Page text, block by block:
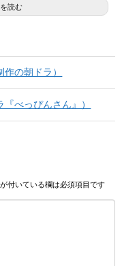
読む
の朝ドラ）
『べっぴんさん』）
が付いている欄は必須項目です